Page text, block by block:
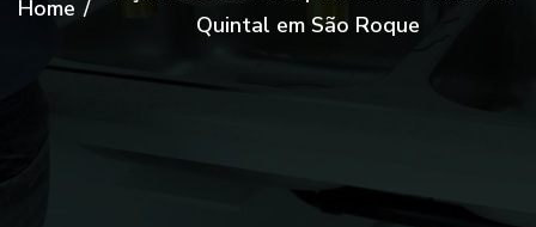
Home /
Quintal em São Roque